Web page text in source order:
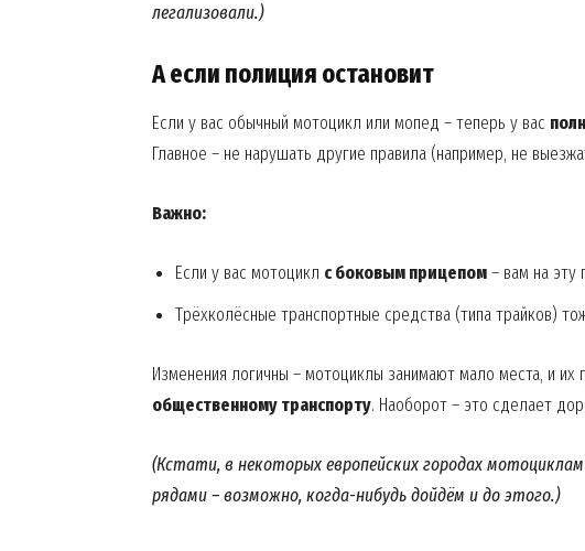
легализовали.)
А если полиция остановит
Если у вас обычный мотоцикл или мопед – теперь у вас
Главное – не нарушать другие правила (например, не
Важно:
Если у вас мотоцикл с боковым прицепом– вам на эту
Трёхколёсные транспортные средства (типа трайков)
Изменения логичны – мотоциклы занимают мало места, и
общественному транспорту. Наоборот – это сделает
(Кстати, в некоторых европейских городах
рядами – возможно, когда-нибудь дойдём и до этого.)